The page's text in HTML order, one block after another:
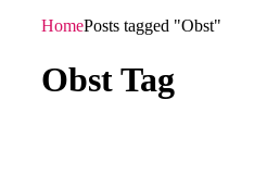
HomePosts tagged "Obst"
Obst Tag